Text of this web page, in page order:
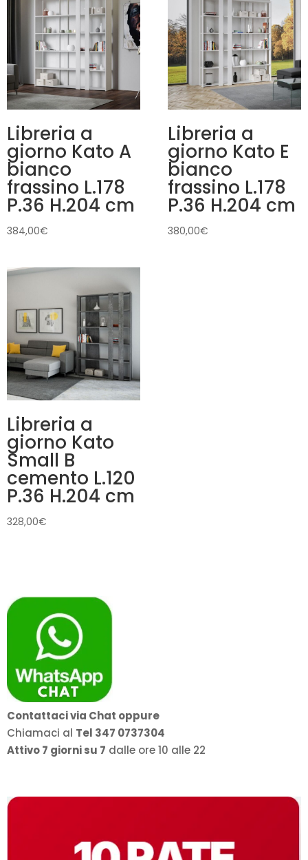
Libreria a
giorno Kato A
bianco
frassino L.178
P.36 H.204 cm
384,00€
Libreria a
giorno Kato E
bianco
frassino L.178
P.36 H.204 cm
380,00€
Libreria a
giorno Kato
Small B
cemento L.120
P.36 H.204 cm
328,00€
Contattaci via Chat oppure
Chiamaci al Tel 347 0737304
Attivo 7 giorni su 7 dalle ore 10 alle 22